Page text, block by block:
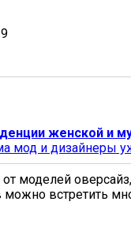
женской и
мод и дизайнеры
моделей
встретить